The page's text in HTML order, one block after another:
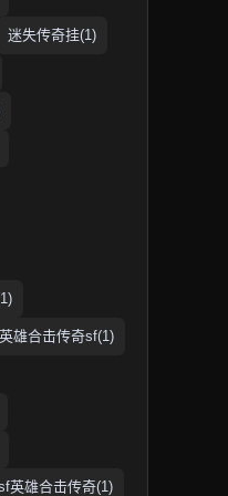
迷失传奇挂(1)
英雄合击传奇sf(1)
英雄合击传奇(1)